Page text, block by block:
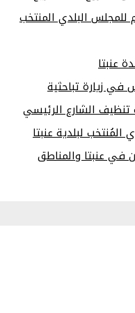
البلدي المنتخب
تباحثية
الشارع الرئيسي
لبلدية عنبتا
والمناطق